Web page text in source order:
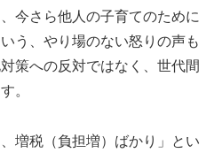
今さら他人の子育てのために
う、やり場のない怒りの声も
策への反対ではなく、世代間
。
増税（負担増）ばかり」とい